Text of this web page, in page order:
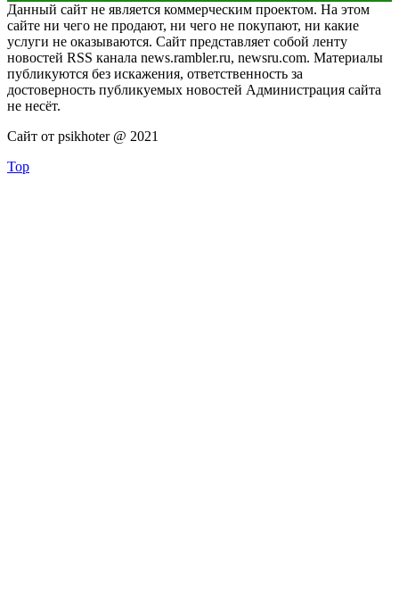
Данный сайт не является коммерческим проектом. На этом
сайте ни чего не продают, ни чего не покупают, ни какие
услуги не оказываются. Сайт представляет собой ленту
новостей RSS канала news.rambler.ru, newsru.com. Материалы
публикуются без искажения, ответственность за
достоверность публикуемых новостей Администрация сайта
не несёт.
Сайт от psikhoter @ 2021
Top